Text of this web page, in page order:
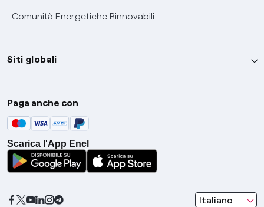
Comunità Energetiche Rinnovabili
Siti globali
Enel Group
Enel Green Power
Global Trading
Global Procurement
Gridspertise
Paga anche con
Scarica l'App Enel
Italiano
seleziona una